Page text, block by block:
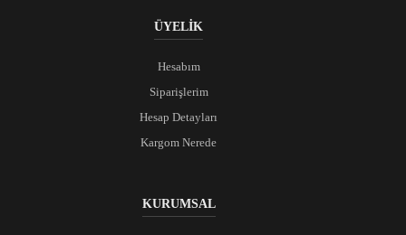
ÜYELİK
Hesabım
Siparişlerim
Hesap Detayları
Kargom Nerede
KURUMSAL